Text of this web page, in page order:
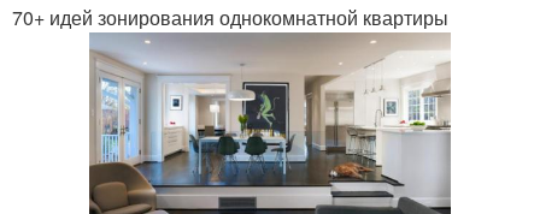
70+ идей зонирования однокомнатной квартиры